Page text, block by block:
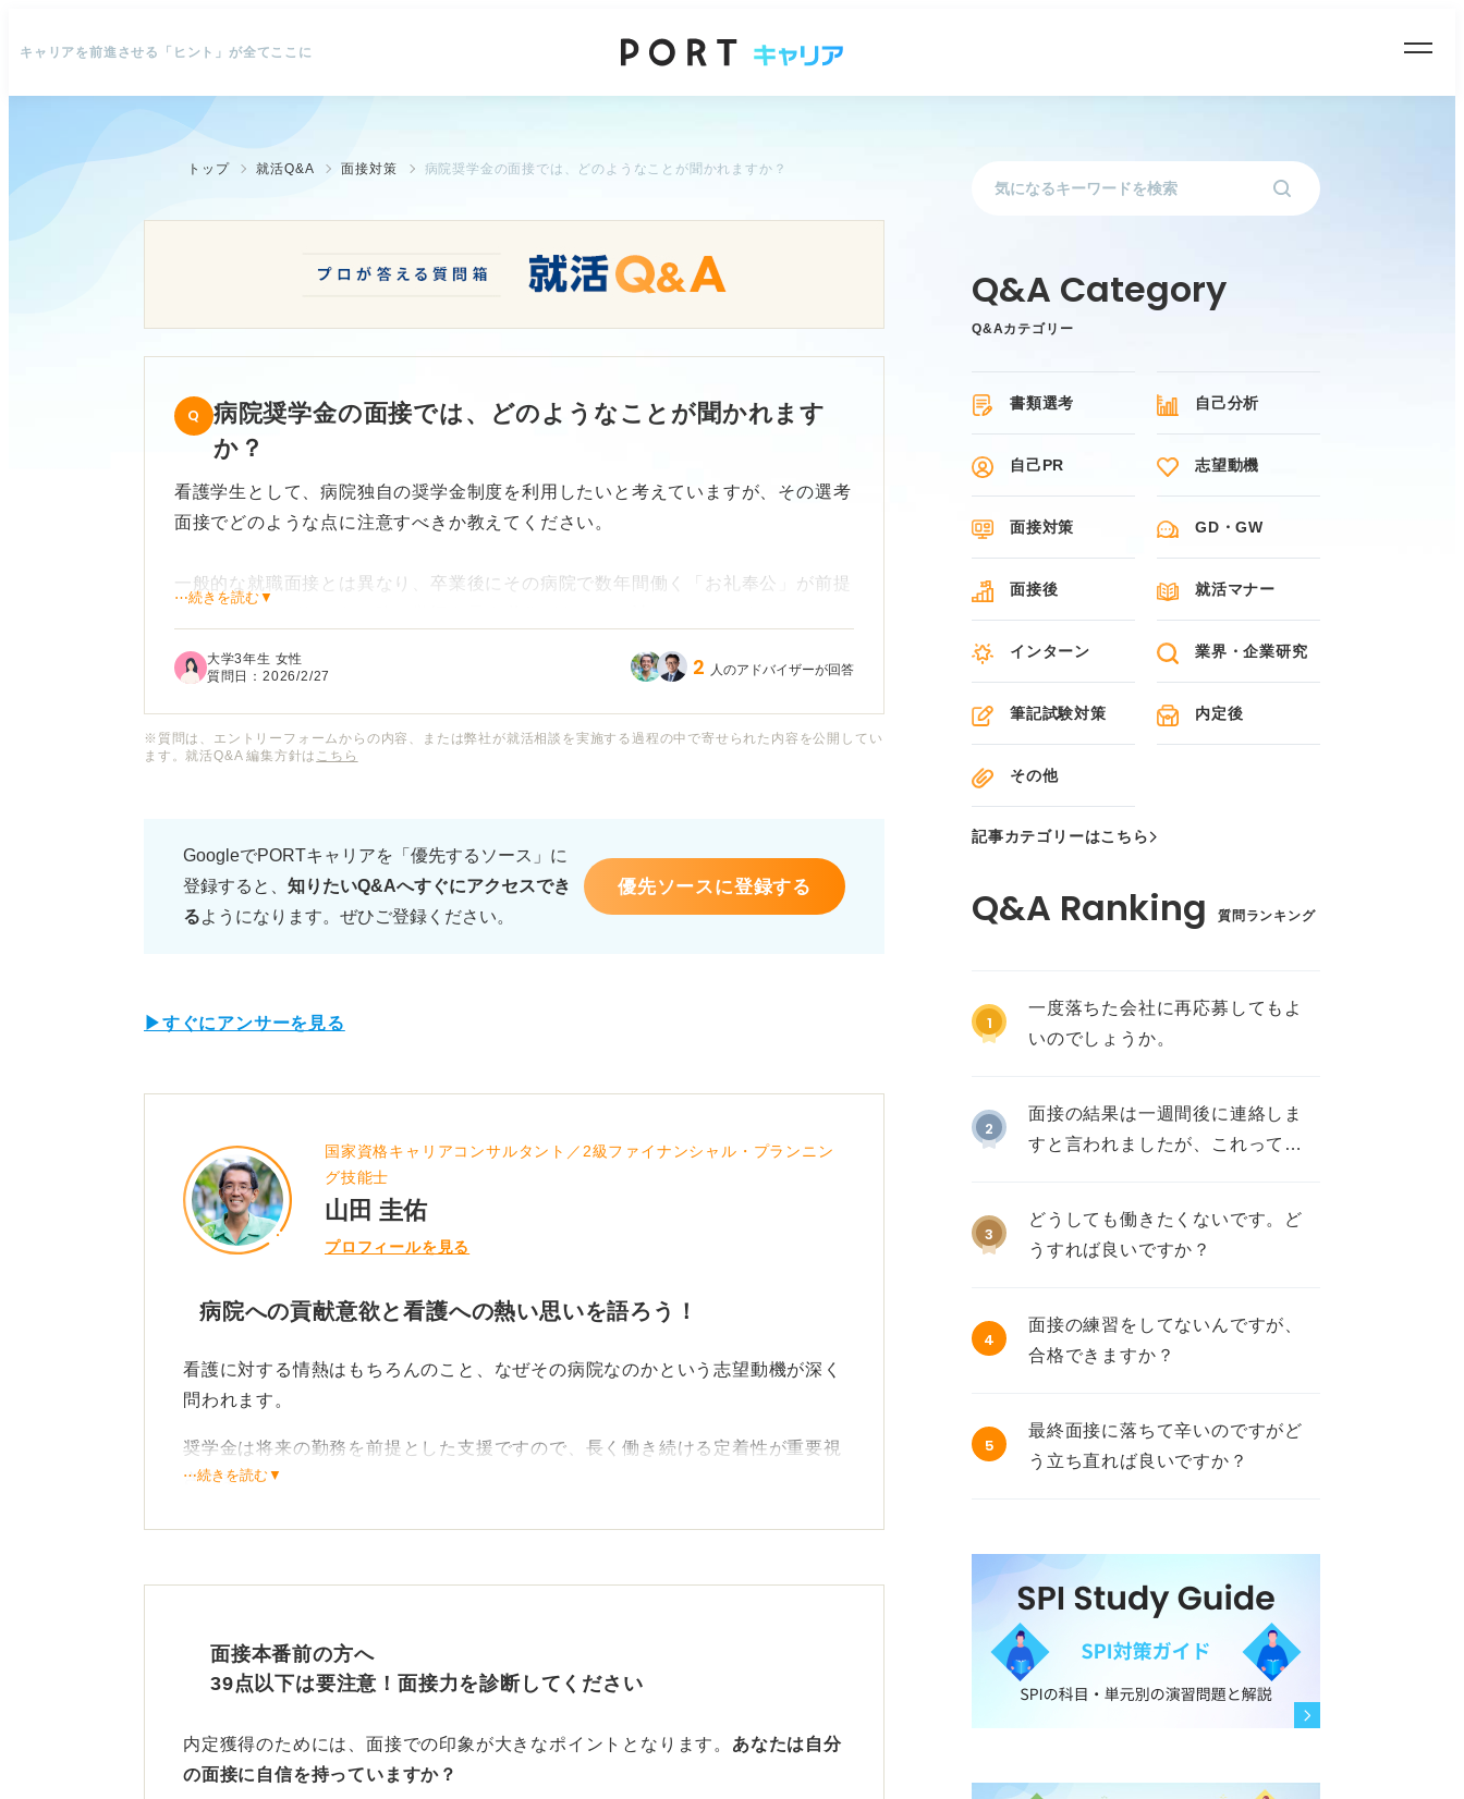
キャリアを前進させる「ヒント」が全てここに
トップ 就活Q&A 面接対策 病院奨学金の面接では、どのようなことが聞かれますか？
病院奨学金の面接では、どのようなことが聞かれます
か？
看護学生として、病院独自の奨学金制度を利用したいと考えていますが、その選考
面接でどのような点に注意すべきか教えてください。
一般的な就職面接とは異なり、卒業後にその病院で数年間働く「お礼奉公」が前提
もし途中で進路変更したくなったときのことなどを聞かれたら、どう答えるのが正
病院側が奨学金生を選ぶ際に見ているポイントや、長期勤務を約束するうえでの誠
⋯続きを読む▼
大学3年生 女性
質問日：2026/2/27 2 人のアドバイザーが回答
※質問は、エントリーフォームからの内容、または弊社が就活相談を実施する過程の中で寄せられた内容を公開してい
ます。就活Q&A 編集方針は こちら
GoogleでPORTキャリアを「優先するソース」に
登録すると、 知りたいQ&Aへすぐにアクセスでき
るようになります。ぜひご登録ください。
優先ソースに登録する
▶すぐにアンサーを見る
国家資格キャリアコンサルタント／2級ファイナンシャル・プランニン
グ技能士
山田 圭佑
プロフィールを見る
病院への貢献意欲と看護への熱い思いを語ろう！
看護に対する情熱はもちろんのこと、なぜその病院なのかという志望動機が深く
問われます。
奨学金は将来の勤務を前提とした支援ですので、長く働き続ける定着性が重要視
されます。
その病院の理念を理解し、どのように貢献したいかを具体的に伝える準備をして
経済的な状況だけでなく、困難に直面した際の対処法や具体的な学習計画につい
支援を受けて立派な看護師になりたいという強い意志を、誠実な人柄とともに示
してください。
⋯続きを読む▼
面接本番前の方へ
39点以下は要注意！面接力を診断してください
内定獲得のためには、面接での印象が大きなポイントとなります。 あなたは自分
の面接に自信を持っていますか？
Q&Aカテゴリー
書類選考 自己分析
自己PR 志望動機
面接対策 GD・GW
面接後 就活マナー
インターン 業界・企業研究
筆記試験対策 内定後
その他
記事カテゴリーはこちら
質問ランキング
1
一度落ちた会社に再応募してもよ
いのでしょうか。
2
面接の結果は一週間後に連絡しま
すと言われましたが、これって不
3
どうしても働きたくないです。ど
うすれば良いですか？
4
面接の練習をしてないんですが、
合格できますか？
5
最終面接に落ちて辛いのですがど
う立ち直れば良いですか？